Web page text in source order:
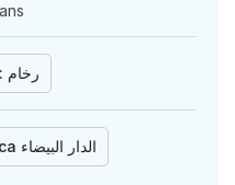
Marbre : رخام
Casablanca الدار البيضاء